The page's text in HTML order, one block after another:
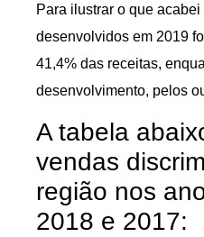
Para ilustrar o que
desenvolvidos em 2019
41,4% das receitas,
desenvolvimento, pelos
A tabela
vendas
região nos
2018 e 2017: